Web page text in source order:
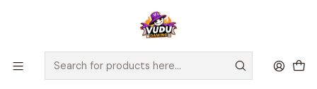
🚀 ¡Despachamos a todo Chile! Envío GRATIS a Regiones sobre
$100.000 y a RM sobre $35.000
Home Juegos de Mesa Familiares
La Llamada de Cthulhu - Caja de Inicio Edición Revisada -
Español